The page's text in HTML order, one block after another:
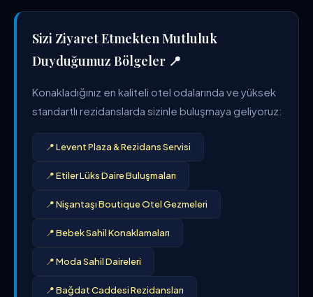
Sizi Ziyaret Etmekten Mutluluk
Duyduğumuz Bölgeler 📍
Konakladığınız en kaliteli otel odalarında ve yüksek
standartlı rezidanslarda sizinle buluşmaya geliyoruz:
📍 Levent Plaza & Rezidans Servisi
📍 Etiler Lüks Daire Buluşmaları
📍 Nişantaşı Boutique Otel Gezmeleri
📍 Bebek Sahil Konaklamaları
📍 Moda Sahil Daireleri
📍 Bağdat Caddesi Rezidansları